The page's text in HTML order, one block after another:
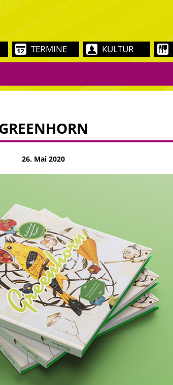
TERMINE KULTUR
26. Mai 2020